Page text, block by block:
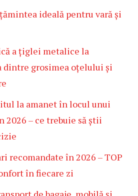
ideală pentru vară și
a țiglei metalice la
dintre grosimea oțelului și
la amanet în locul unui
2026 – ce trebuie să știi
recomandate în 2026 – TOP
în fiecare zi